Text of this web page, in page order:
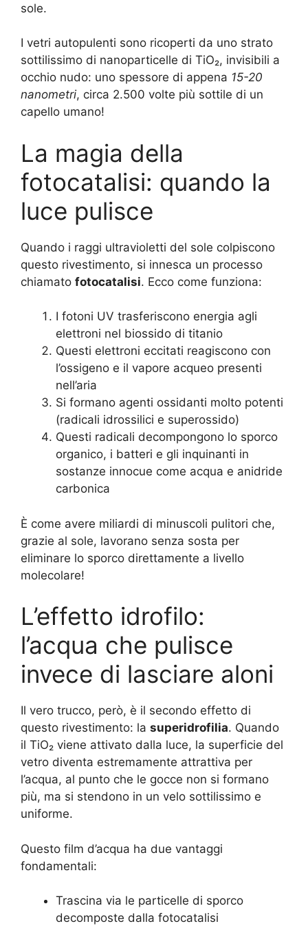
sole.
I vetri autopulenti sono ricoperti da uno strato
sottilissimo di nanoparticelle di TiO₂, invisibili a
occhio nudo: uno spessore di appena 15-20
nanometri, circa 2.500 volte più sottile di un
capello umano!
La magia della
fotocatalisi: quando la
luce pulisce
Quando i raggi ultravioletti del sole colpiscono
questo rivestimento, si innesca un processo
chiamato fotocatalisi. Ecco come funziona:
I fotoni UV trasferiscono energia agli
elettroni nel biossido di titanio
Questi elettroni eccitati reagiscono con
l’ossigeno e il vapore acqueo presenti
nell’aria
Si formano agenti ossidanti molto potenti
(radicali idrossilici e superossido)
Questi radicali decompongono lo sporco
organico, i batteri e gli inquinanti in
sostanze innocue come acqua e anidride
carbonica
È come avere miliardi di minuscoli pulitori che,
grazie al sole, lavorano senza sosta per
eliminare lo sporco direttamente a livello
molecolare!
L’effetto idrofilo:
l’acqua che pulisce
invece di lasciare aloni
Il vero trucco, però, è il secondo effetto di
questo rivestimento: la superidrofilia. Quando
il TiO₂ viene attivato dalla luce, la superficie del
vetro diventa estremamente attrattiva per
l’acqua, al punto che le gocce non si formano
più, ma si stendono in un velo sottilissimo e
uniforme.
Questo film d’acqua ha due vantaggi
fondamentali:
Trascina via le particelle di sporco
decomposte dalla fotocatalisi